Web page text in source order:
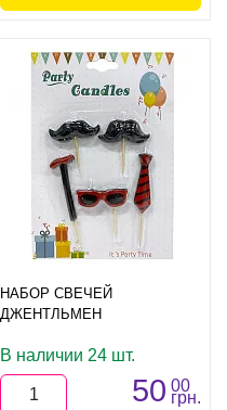
НАБОР СВЕЧЕЙ
ДЖЕНТЛЬМЕН
В наличии 24 шт.
50 00
грн.